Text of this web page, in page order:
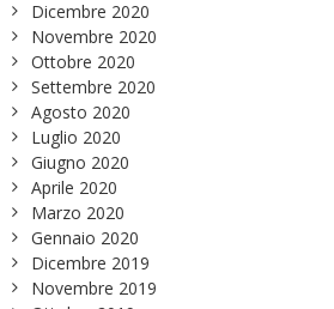
Dicembre 2020
Novembre 2020
Ottobre 2020
Settembre 2020
Agosto 2020
Luglio 2020
Giugno 2020
Aprile 2020
Marzo 2020
Gennaio 2020
Dicembre 2019
Novembre 2019